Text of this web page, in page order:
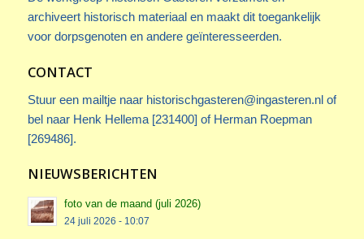
archiveert historisch materiaal en maakt dit toegankelijk
voor dorpsgenoten en andere geïnteresseerden.
CONTACT
Stuur een mailtje naar historischgasteren@ingasteren.nlof
bel naar Henk Hellema [231400] of Herman Roepman
[269486].
NIEUWSBERICHTEN
foto van de maand (juli 2026)
24 juli 2026 - 10:07